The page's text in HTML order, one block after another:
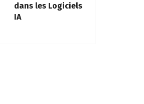
dans les Logiciels
IA